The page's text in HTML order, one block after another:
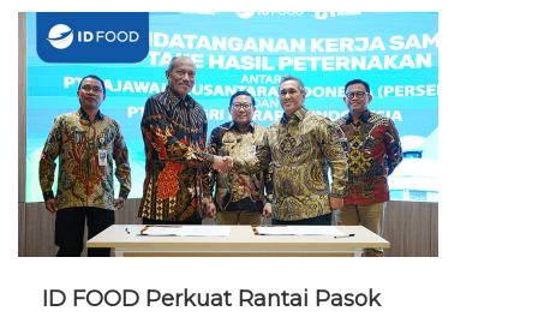
ID FOOD Perkuat Rantai Pasok